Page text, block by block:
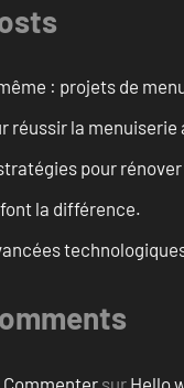
: projets de
réussir la menuiserie
pour
la différence.
Commenter sur Hello